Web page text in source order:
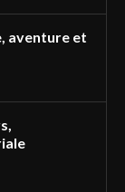
aventure et